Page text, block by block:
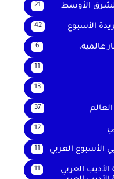
الشرق الأوسط 21
الأسبوع 42
عالمية، 6
11
13
العالم 37
12
الأسبوع العربي 11
الأديب العربي 11